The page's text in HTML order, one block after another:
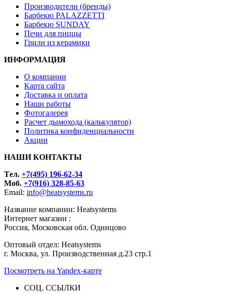
Производители (бренды)
Барбекю PALAZZETTI
Барбекю SUNDAY
Печи для пиццы
Грили из керамики
ИНФОРМАЦИЯ
О компании
Карта сайта
Доставка и оплата
Наши работы
Фотогалерея
Расчет дымохода (калькулятор)
Политика конфиденциальности
Акции
НАШИ КОНТАКТЫ
Tел. +7(495) 196-62-34
Моб. +7(916) 328-85-63
Email: info@heatsystems.ru
Название компании: Heatsystems
Интернет магазин :
Россия, Московская обл. Одинцово
Оптовый отдел: Heatsystems
г. Москва, ул. Производственная д.23 стр.1
Посмотреть на Yandex-карте
СОЦ. ССЫЛКИ